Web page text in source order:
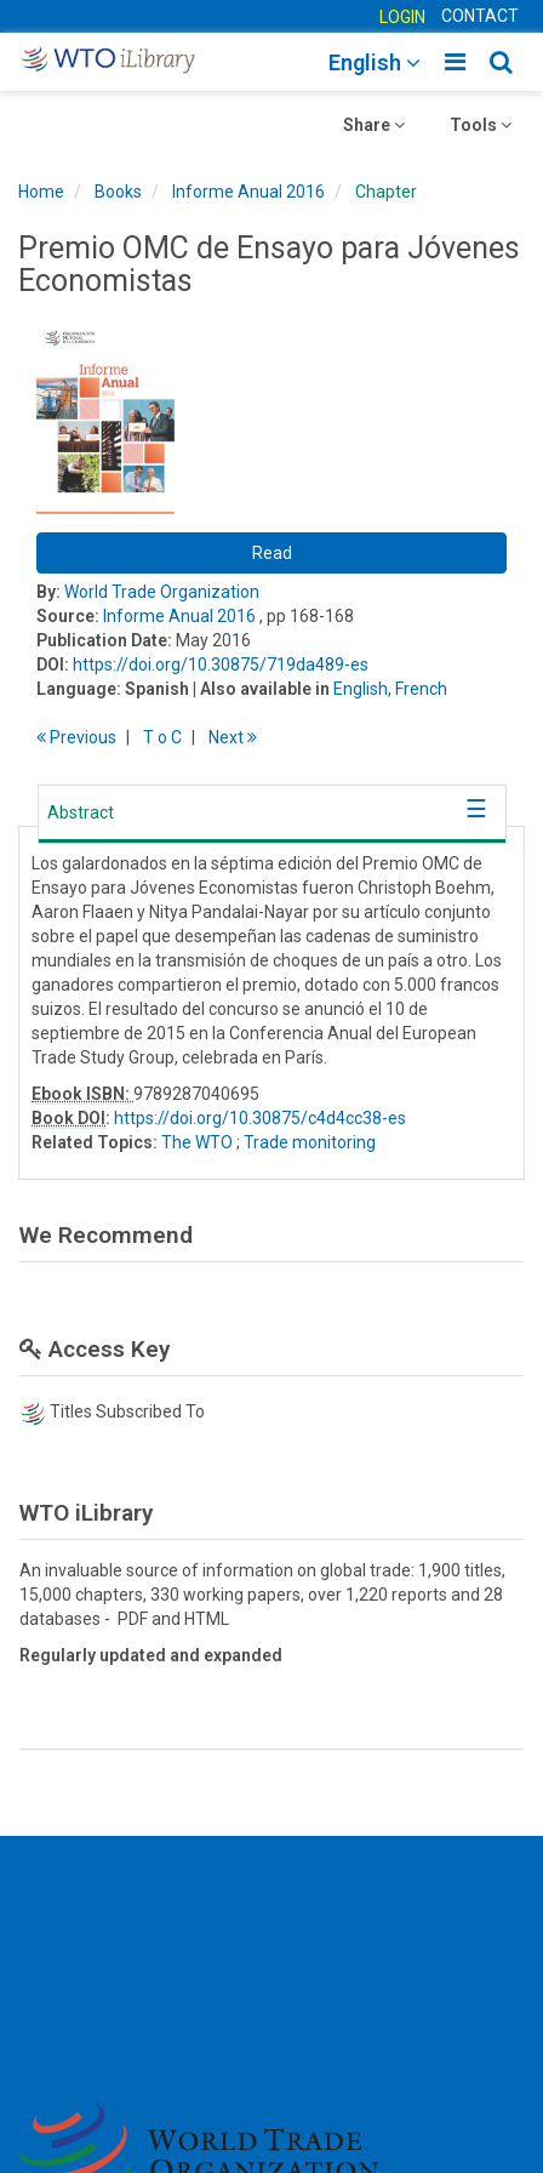
LOGIN CONTACT
Toggle
English
Toggle
Tools
Toggle
Share
Home Books Informe Anual 2016 Chapter
Premio OMC de Ensayo para Jóvenes
Economistas
Read
By: World Trade Organization
Source: Informe Anual 2016 , pp 168-168
Publication Date: May 2016
DOI: https://doi.org/10.30875/719da489-es
Language: Spanish | Also available in English, French
Previous To C Next
Abstract
Los galardonados en la séptima edición del Premio OMC de
Ensayo para Jóvenes Economistas fueron Christoph Boehm,
Aaron Flaaen y Nitya Pandalai-Nayar por su artículo conjunto
sobre el papel que desempeñan las cadenas de suministro
mundiales en la transmisión de choques de un país a otro. Los
ganadores compartieron el premio, dotado con 5.000 francos
suizos. El resultado del concurso se anunció el 10 de
septiembre de 2015 en la Conferencia Anual del European
Trade Study Group, celebrada en París.
Ebook ISBN: 9789287040695
Book DOI : https://doi.org/10.30875/c4d4cc38-es
Related Topics: The WTO ; Trade monitoring
We Recommend
Access Key
Titles Subscribed To
WTO iLibrary
An invaluable source of information on global trade: 1,900 titles,
15,000 chapters, 330 working papers, over 1,220 reports and 28
databases - PDF and HTML
Regularly updated and expanded